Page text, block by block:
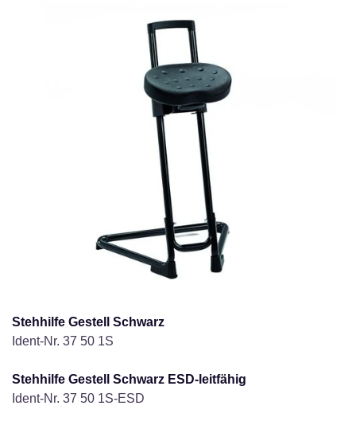
Stehhilfe Gestell Schwarz
Ident-Nr. 37 50 1S
Stehhilfe Gestell Schwarz ESD-leitfähig
Ident-Nr. 37 50 1S-ESD